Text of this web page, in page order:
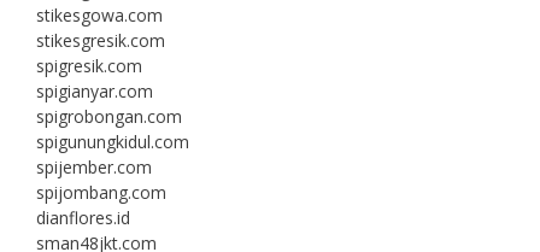
stikesgowa.com
stikesgresik.com
spigresik.com
spigianyar.com
spigrobongan.com
spigunungkidul.com
spijember.com
spijombang.com
dianflores.id
sman48jkt.com